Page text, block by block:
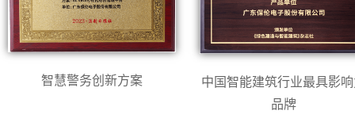
智慧警务创新方案
中国智能建筑行业最具影
品牌